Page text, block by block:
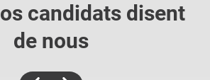
candidats disent
de nous